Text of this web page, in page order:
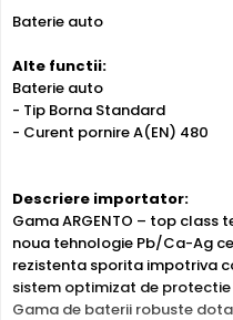
Baterie auto
Alte functii:
Baterie auto
- Tip Borna Standard
- Curent pornire A(EN) 480
Descriere importator:
Gama ARGENTO – top
noua tehnologie Pb/Ca-Ag
rezistenta sporita impotriva
sistem optimizat de
Gama de baterii robuste